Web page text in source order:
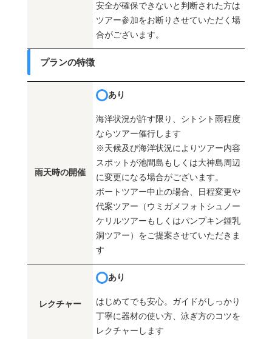
安全が確保できないと判断された方は
ツアー参加をお断りさせていただく場
合がございます。
プランの特徴
雨天時の開催
あり
海洋状況が許す限り、シトシト雨程度
ならツアー催行します
※天候及び海洋状況によりツアー内容
スポットが池間島もしくは大神島周辺
に変更になる場合がございます。
ボートツアー中止の場合、日程変更や
代案ツアー（ウミガメフォトシュノー
ケリルツアーもしくはパンプキン鍾乳
洞ツアー）をご提案させていただきま
す
レクチャー
あり
はじめてでも安心。ガイドがしっかり
丁寧に器材の使い方、泳ぎ方のコツを
レクチャーします